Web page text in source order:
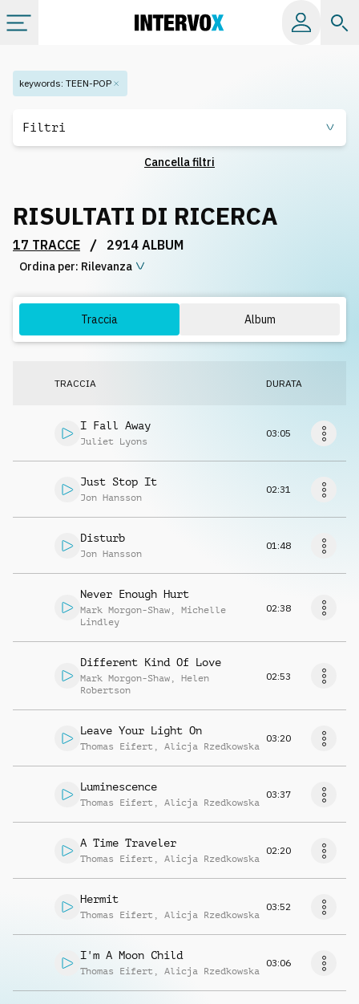
Categorie
Playlist
Licenze
keywords: TEEN-POP
Filtri
Cancella filtri
RISULTATI DI RICERCA
17 TRACCE / 2914 ALBUM
Ordina per: Rilevanza
Traccia Album
TRACCIA DURATA
I Fall Away
Juliet Lyons
03:05
Just Stop It
Jon Hansson
02:31
Disturb
Jon Hansson
01:48
Never Enough Hurt
Mark Morgon-Shaw , Michelle
Lindley
02:38
Different Kind Of Love
Mark Morgon-Shaw , Helen
Robertson
02:53
Leave Your Light On
Thomas Eifert , Alicja Rzedkowska
03:20
Luminescence
Thomas Eifert , Alicja Rzedkowska
03:37
A Time Traveler
Thomas Eifert , Alicja Rzedkowska
02:20
Hermit
Thomas Eifert , Alicja Rzedkowska
03:52
I'm A Moon Child
Thomas Eifert , Alicja Rzedkowska
03:06